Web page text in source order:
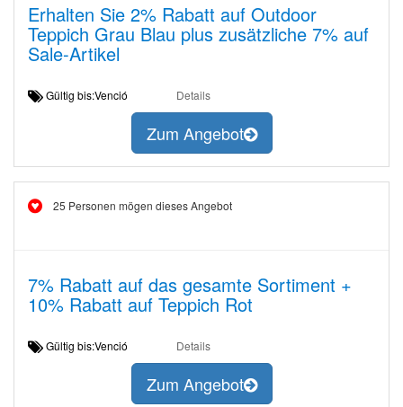
Erhalten Sie 2% Rabatt auf Outdoor
Teppich Grau Blau plus zusätzliche 7% auf
Sale-Artikel
Gültig bis:Venció Details
Zum Angebot
25 Personen mögen dieses Angebot
7% Rabatt auf das gesamte Sortiment +
10% Rabatt auf Teppich Rot
Gültig bis:Venció Details
Zum Angebot